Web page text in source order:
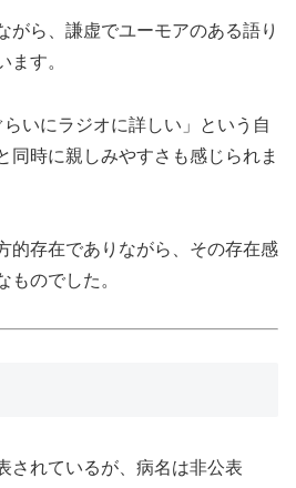
がら、謙虚でユーモアのある語り
ます。
らいにラジオに詳しい」という自
同時に親しみやすさも感じられま
的存在でありながら、その存在感
ものでした。
されているが、病名は非公表